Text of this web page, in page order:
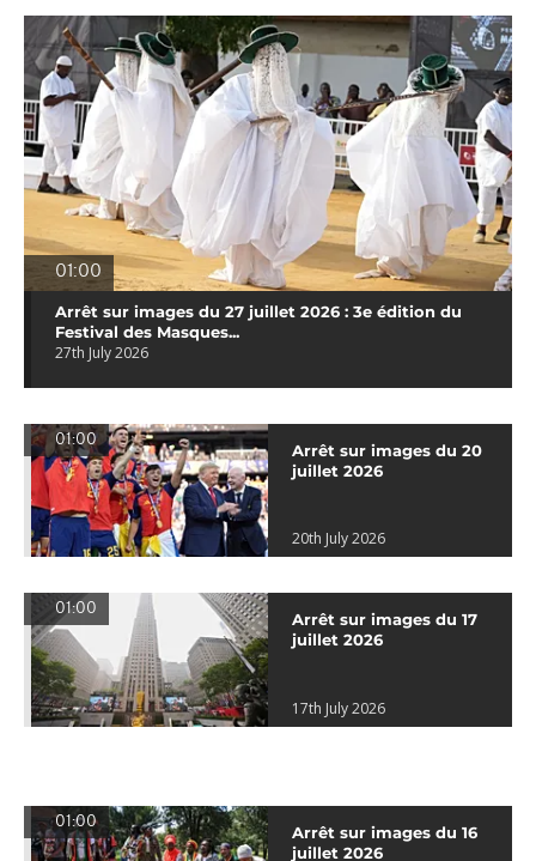
01:00
Arrêt sur images du 27 juillet 2026 : 3e édition du
Festival des Masques...
27th July 2026
01:00
Arrêt sur images du 20
juillet 2026
20th July 2026
01:00
Arrêt sur images du 17
juillet 2026
17th July 2026
01:00
Arrêt sur images du 16
juillet 2026